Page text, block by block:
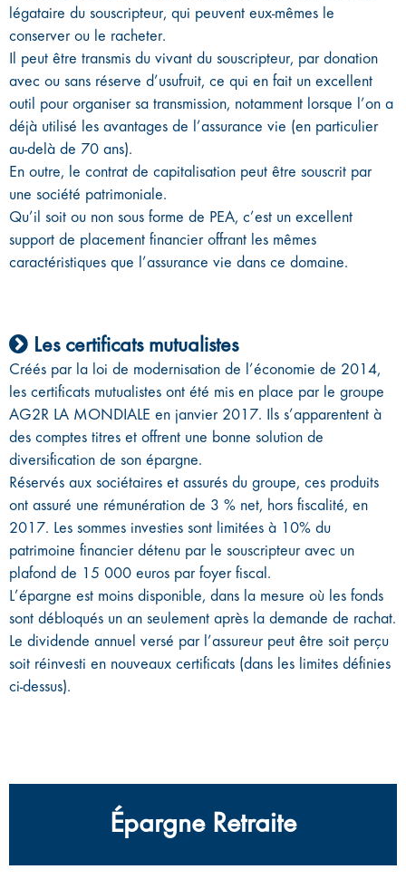
légataire du souscripteur, qui peuvent eux-mêmes le
conserver ou le racheter.
Il peut être transmis du vivant du souscripteur, par donation
avec ou sans réserve d’usufruit, ce qui en fait un excellent
outil pour organiser sa transmission, notamment lorsque l’on a
déjà utilisé les avantages de l’assurance vie (en particulier
au-delà de 70 ans).
En outre, le contrat de capitalisation peut être souscrit par
une société patrimoniale.
Qu’il soit ou non sous forme de PEA, c’est un excellent
support de placement financier offrant les mêmes
caractéristiques que l’assurance vie dans ce domaine.
Les certificats mutualistes
Créés par la loi de modernisation de l’économie de 2014,
les certificats mutualistes ont été mis en place par le groupe
AG2R LA MONDIALE en janvier 2017. Ils s’apparentent à
des comptes titres et offrent une bonne solution de
diversification de son épargne.
Réservés aux sociétaires et assurés du groupe, ces produits
ont assuré une rémunération de 3 % net, hors fiscalité, en
2017. Les sommes investies sont limitées à 10% du
patrimoine financier détenu par le souscripteur avec un
plafond de 15 000 euros par foyer fiscal.
L’épargne est moins disponible, dans la mesure où les fonds
sont débloqués un an seulement après la demande de rachat.
Le dividende annuel versé par l’assureur peut être soit perçu
soit réinvesti en nouveaux certificats (dans les limites définies
ci-dessus).
Épargne Retraite